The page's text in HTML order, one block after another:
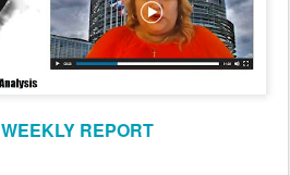
WEEKLY REPORT